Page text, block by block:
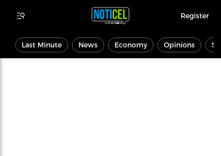
Register
Last Minute News Economy Opinions